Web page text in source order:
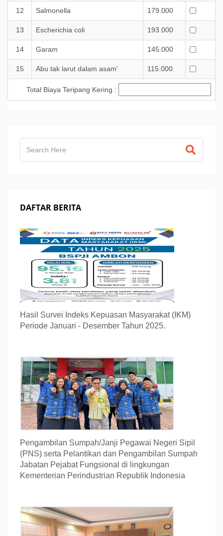
12 Salmonella 179.000
13 Escherichia coli 193.000
14 Garam 145.000
15 Abu tak larut dalam asam' 115.000
Total Biaya Teripang Kering :
DAFTAR BERITA
Hasil Survei Indeks Kepuasan Masyarakat (IKM)
Periode Januari - Desember Tahun 2025.
Pengambilan Sumpah/Janji Pegawai Negeri Sipil
(PNS) serta Pelantikan dan Pengambilan Sumpah
Jabatan Pejabat Fungsional di lingkungan
Kementerian Perindustrian Republik Indonesia